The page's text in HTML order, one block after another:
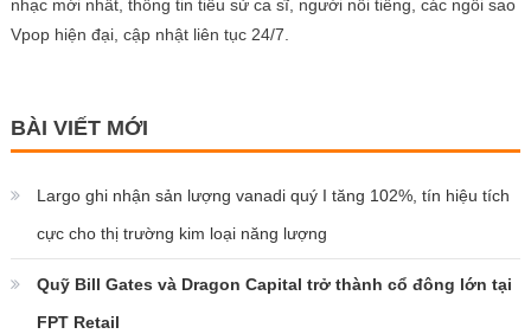
nhạc mới nhất, thông tin tiểu sử ca sĩ, người nổi tiếng, các ngôi sao
Vpop hiện đại, cập nhật liên tục 24/7.
BÀI VIẾT MỚI
Largo ghi nhận sản lượng vanadi quý I tăng 102%, tín hiệu tích
cực cho thị trường kim loại năng lượng
Quỹ Bill Gates và Dragon Capital trở thành cổ đông lớn tại
FPT Retail